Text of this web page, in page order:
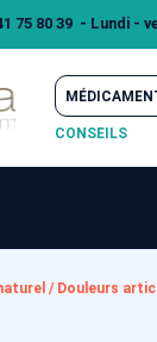
75 80 39 - Lundi -
CONSEILS
/ Douleurs